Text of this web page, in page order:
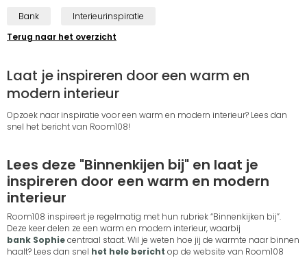
Bank
Interieurinspiratie
Terug naar het overzicht
Laat je inspireren door een warm en
modern interieur
Opzoek naar inspiratie voor een warm en modern interieur? Lees dan
snel het bericht van Room108!
Lees deze "Binnenkijen bij" en laat je
inspireren door een warm en modern
interieur
Room108 inspireert je regelmatig met hun rubriek “Binnenkijken bij”.
Deze keer delen ze een warm en modern interieur, waarbij
bank Sophiecentraal staat. Wil je weten hoe jij de warmte naar binnen
haalt? Lees dan snel het hele bericht op de website van Room108